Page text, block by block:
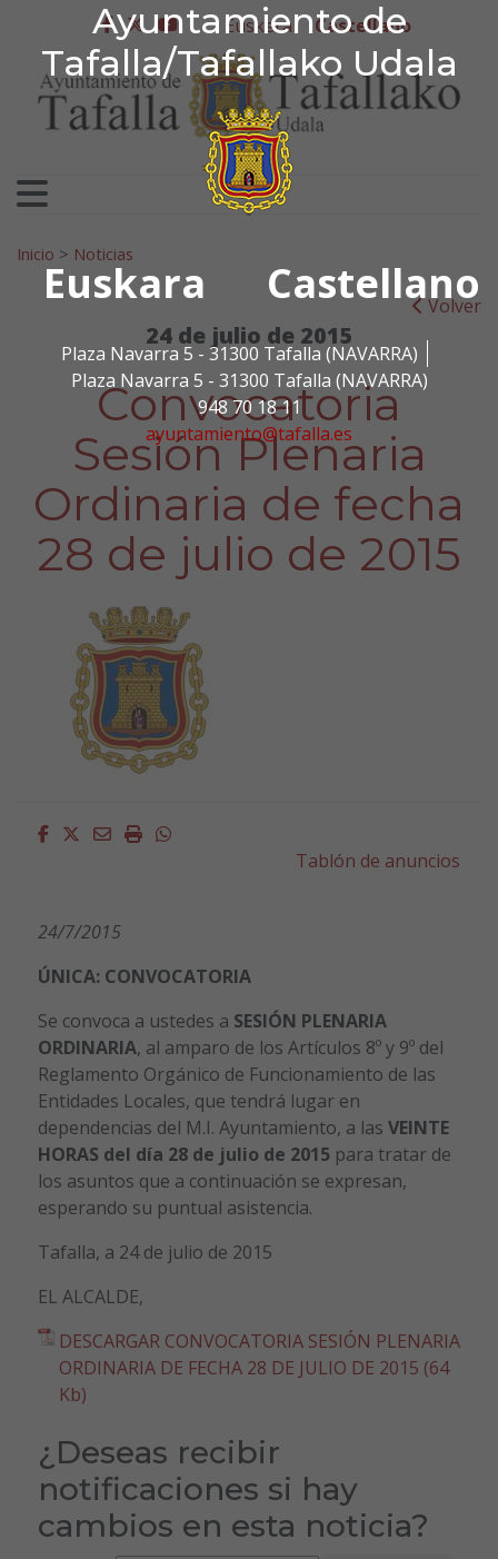
Ayuntamiento de
Tafalla/Tafallako Udala
Euskara Castellano
Plaza Navarra 5 - 31300 Tafalla (NAVARRA)
Plaza Navarra 5 - 31300 Tafalla (NAVARRA)
948 70 18 11
ayuntamiento@tafalla.es
Ir al contenido
Ayuntamiento de
facebook
twitter
youtube
Euskera Castellano
Search for:
Inicio > Noticias
Volver
24 de julio de 2015
Convocatoria
Sesión Plenaria
Ordinaria de fecha
28 de julio de 2015
Facebook
Twitter
EmailImprimirWhatsapp
Tablón de anuncios
24/7/2015
ÚNICA: CONVOCATORIA
Se convoca a ustedes a SESIÓN PLENARIA
ORDINARIA, al amparo de los Artículos 8º y 9º del
Reglamento Orgánico de Funcionamiento de las
Entidades Locales, que tendrá lugar en
dependencias del M.I. Ayuntamiento, a las VEINTE
HORAS del día 28 de julio de 2015 para tratar de
los asuntos que a continuación se expresan,
esperando su puntual asistencia.
Tafalla, a 24 de julio de 2015
EL ALCALDE,
DESCARGAR CONVOCATORIA SESIÓN PLENARIA
ORDINARIA DE FECHA 28 DE JULIO DE 2015 (64
Kb)
¿Deseas recibir
notificaciones si hay
cambios en esta noticia?